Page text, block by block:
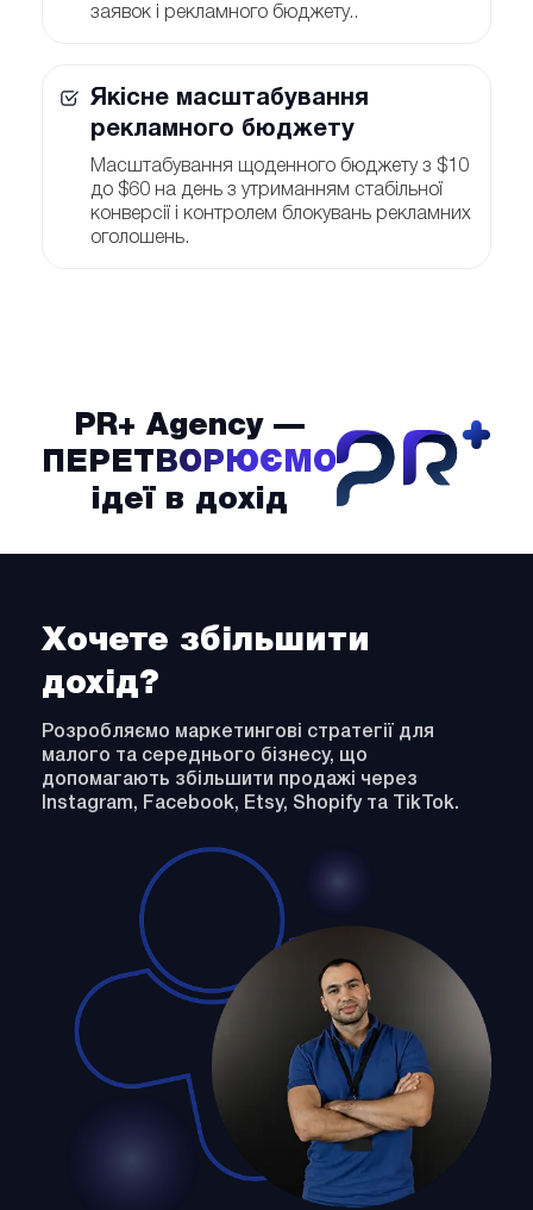
заявок і рекламного бюджету..
Якісне масштабування
рекламного бюджету
Масштабування щоденного бюджету з $10
до $60 на день з утриманням стабільної
конверсії і контролем блокувань рекламних
оголошень.
PR+ Agency —
ПЕРЕТВОРЮЄМО
ідеї в дохід
Хочете збільшити
дохід?
Розробляємо маркетингові стратегії для
малого та середнього бізнесу, що
допомагають збільшити продажі через
Instagram, Facebook, Etsy, Shopify та TikTok.